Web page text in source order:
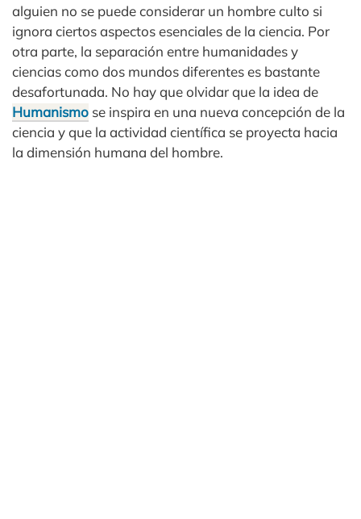
alguien no se puede considerar un hombre culto si
ignora ciertos aspectos esenciales de la ciencia. Por
otra parte, la separación entre humanidades y
ciencias como dos mundos diferentes es bastante
desafortunada. No hay que olvidar que la idea de
Humanismo se inspira en una nueva concepción de la
ciencia y que la actividad científica se proyecta hacia
la dimensión humana del hombre.